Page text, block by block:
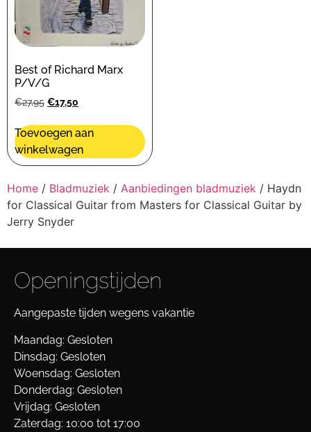
Best of Richard Marx
P/V/G
€27,95 €17,50
Toevoegen aan
winkelwagen
Home / Bladmuziek / Aanbiedingen bladmuziek / Haydn
for Classical Guitar from Masters for Classical Guitar by
Jerry Snyder
Openingstijden
Aangepaste tijden wegens vakantie
Maandag: Gesloten
Dinsdag: Gesloten
Woensdag: Gesloten
Donderdag: Gesloten
Vrijdag: Gesloten
Zaterdag: 10:00 tot 17:00